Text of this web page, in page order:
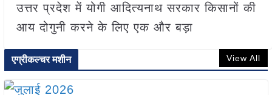
उत्तर प्रदेश में योगी आदित्यनाथ सरकार किसानों की
आय दोगुनी करने के लिए एक और बड़ा
एग्रीकल्चर मशीन View All